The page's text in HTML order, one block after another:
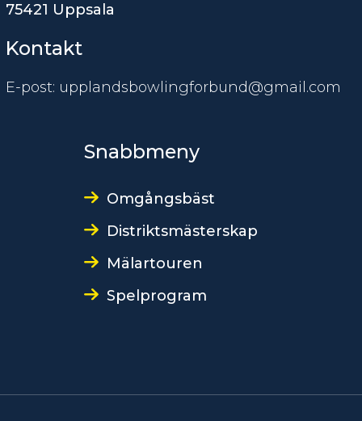
75421 Uppsala
Kontakt
E-post: upplandsbowlingforbund@gmail.com
Snabbmeny
Omgångsbäst
Distriktsmästerskap
Mälartouren
Spelprogram